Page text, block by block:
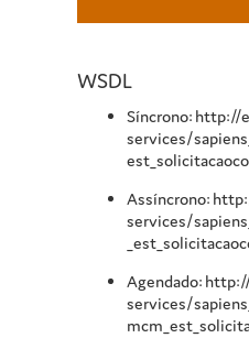
WSDL
Síncrono: http://
services/
Assíncrono:
services/
Agendado:
services/